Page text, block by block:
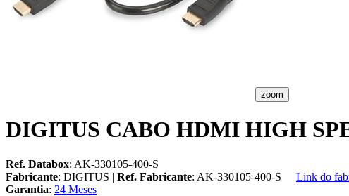
zoom
DIGITUS CABO HDMI HIGH
Ref. Databox: AK-330105-400-S
Fabricante: DIGITUS | Ref. Fabricante: AK-330105-400-S
Link do
Garantia: 24 Meses